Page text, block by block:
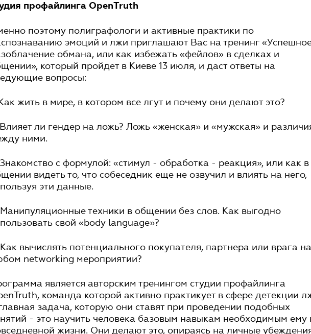
профайлинга OpenTruth
поэтому полиграфологи и активные практики по
эмоций и лжи приглашают Вас на тренинг
обмана, или как избежать «фейлов» в сделках и
который пройдет в Киеве 13 июля, и даст ответы на
вопросы:
жить в мире, в котором все лгут и почему они делают это?
ли гендер на ложь? Ложь «женская» и «мужская» и
ними.
с формулой: «стимул - обработка - реакция», или как в
видеть то, что собеседник еще не озвучил и влиять на него,
эти данные.
техники в общении без слов. Как выгодно
свой «body language»?
вычислять потенциального покупателя, партнера или врага на
networking мероприятии?
является авторским тренингом студии профайлинга
команда которой активно практикует в сфере детекции
задача, которую они ставят при проведении подобных
- это научить человека базовым навыкам необходимым ему
жизни. Они делают это, опираясь на личные